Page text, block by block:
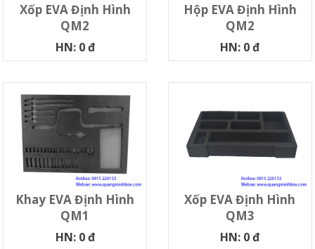
Xốp EVA Định Hình
QM2
HN: 0 đ
Hộp EVA Định Hình
QM2
HN: 0 đ
Khay EVA Định Hình
QM1
HN: 0 đ
Xốp EVA Định Hình
QM3
HN: 0 đ